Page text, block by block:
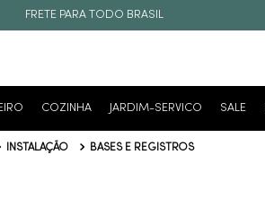
FRETE PARA TODO BRASIL
COZINHA JARDIM-SERVICO SALE
INSTALAÇÃO BASES E REGISTROS